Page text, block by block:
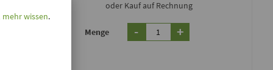
oder Kauf auf Rechnung
Menge - +
wissen.